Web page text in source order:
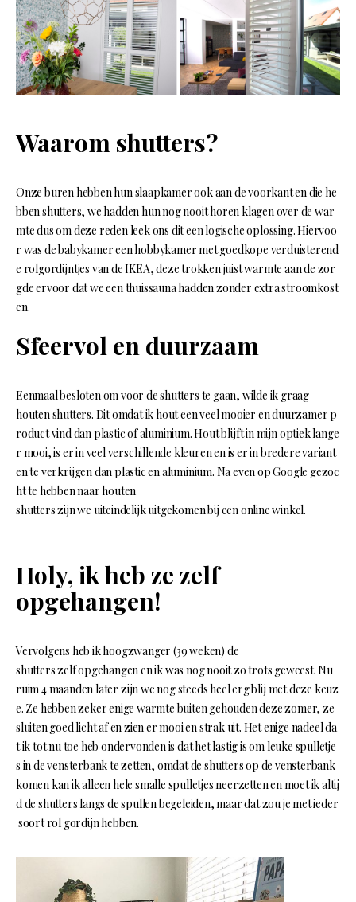
Waarom shutters?
Onze buren hebben hun slaapkamer ook aan de voorkant en die he
bben shutters, we hadden hun nog nooit horen klagen over de war
mte dus om deze reden leek ons dit een logische oplossing. Hiervoo
r was de babykamer een hobbykamer met goedkope verduisterend
e rolgordijntjes van de IKEA, deze trokken juist warmte aan de zor
gde ervoor dat we een thuissauna hadden zonder extra stroomkost
en.
Sfeervol en duurzaam
Eenmaal besloten om voor de shutters te gaan, wilde ik graag
houten shutters. Dit omdat ik hout een veel mooier en duurzamer p
roduct vind dan plastic of aluminium. Hout blijft in mijn optiek lange
r mooi, is er in veel verschillende kleuren en is er in bredere variant
en te verkrijgen dan plastic en aluminium. Na even op Google gezoc
ht te hebben naar houten
shutters zijn we uiteindelijk uitgekomen bij een online winkel.
Holy, ik heb ze zelf
opgehangen!
Vervolgens heb ik hoogzwanger (39 weken) de
shutters zelf opgehangen en ik was nog nooit zo trots geweest. Nu
ruim 4 maanden later zijn we nog steeds heel erg blij met deze keuz
e. Ze hebben zeker enige warmte buiten gehouden deze zomer, ze
sluiten goed licht af en zien er mooi en strak uit. Het enige nadeel da
t ik tot nu toe heb ondervonden is dat het lastig is om leuke spulletje
s in de vensterbank te zetten, omdat de shutters op de vensterbank
komen kan ik alleen hele smalle spulletjes neerzetten en moet ik altij
d de shutters langs de spullen begeleiden, maar dat zou je met ieder
soort rol gordijn hebben.